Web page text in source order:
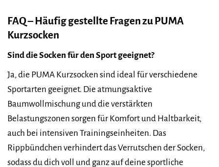
FAQ – Häufig gestellte Fragen zu PUMA
Kurzsocken
Sind die Socken für den Sport geeignet?
Ja, die PUMA Kurzsocken sind ideal für verschiedene
Sportarten geeignet. Die atmungsaktive
Baumwollmischung und die verstärkten
Belastungszonen sorgen für Komfort und Haltbarkeit,
auch bei intensiven Trainingseinheiten. Das
Rippbündchen verhindert das Verrutschen der Socken,
sodass du dich voll und ganz auf deine sportliche